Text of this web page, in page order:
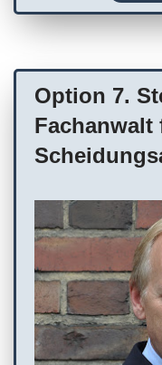
Option 7.
Fachanwalt